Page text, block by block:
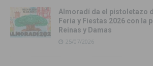
Almoradí da el pistoletazo
Feria y Fiestas 2026 con la
Reinas y Damas
25/07/2026